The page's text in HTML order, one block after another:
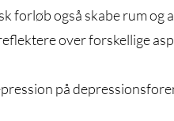
forløb også skabe rum
over forskellige
på